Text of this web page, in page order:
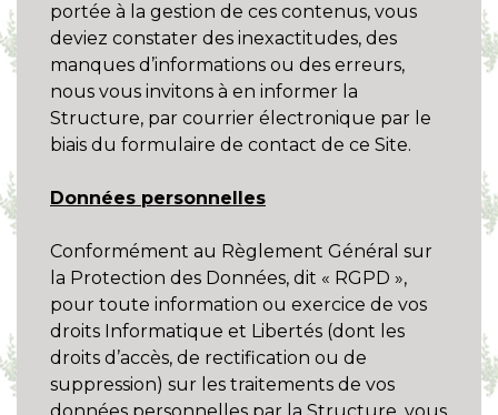
portée à la gestion de ces contenus, vous
deviez constater des inexactitudes, des
manques d’informations ou des erreurs,
nous vous invitons à en informer la
Structure, par courrier électronique par le
biais du formulaire de contact de ce Site.
Données personnelles
Conformément au Règlement Général sur
la Protection des Données, dit « RGPD »,
pour toute information ou exercice de vos
droits Informatique et Libertés (dont les
droits d’accès, de rectification ou de
suppression) sur les traitements de vos